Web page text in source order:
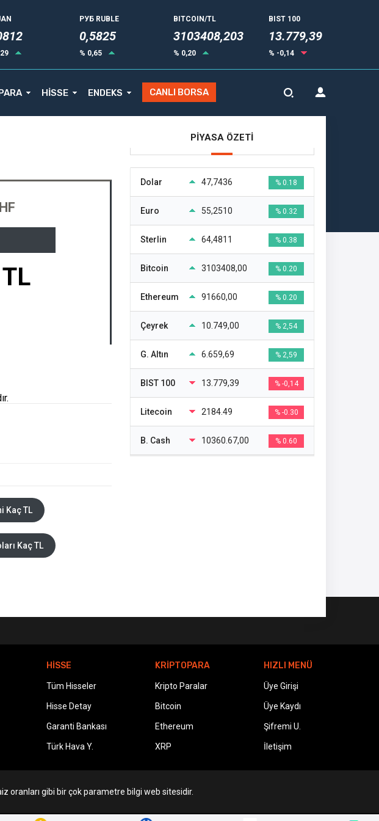
РУБ RUBLE
0,5833
% 0,65
BITCOIN/TL
3103408,203
% 0,20
BIST 100
13.779,39
% -0,14
HİSSE ENDEKS CANLI BORSA
Kaç TL
Kaç TL
PİYASA ÖZETİ
Dolar 47,7436 % 0.18
Euro 55,2510 % 0.32
Sterlin 64,4811 % 0.38
Bitcoin 3103408,00 % 0.20
Ethereum 91660,00 % 0.20
Çeyrek 10.749,00 % 2,54
G. Altın 6.659,69 % 2,59
BIST 100 13.779,39 % -0,14
Litecoin 2184.49 % -0.30
B. Cash 10360.67,00 % 0.60
HİSSE
Tüm Hisseler
Hisse Detay
Garanti Bankası
Türk Hava Y.
KRİPTOPARA
Kripto Paralar
Bitcoin
Ethereum
XRP
HIZLI MENÜ
Üye Girişi
Üye Kaydı
Şifremi U.
İletişim
oranları gibi bir çok parametre bilgi web sitesidir.